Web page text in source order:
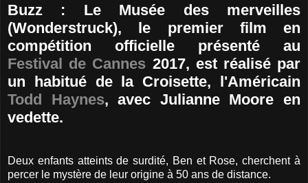
Buzz : Le Musée des merveilles
(Wonderstruck), le premier film en
compétition officielle présenté au
Festival de Cannes 2017, est réalisé par
un habitué de la Croisette, l'Américain
Todd Haynes, avec Julianne Moore en
vedette.
Deux enfants atteints de surdité, Ben et Rose, cherchent à
percer le mystère de leur origine à 50 ans de distance.